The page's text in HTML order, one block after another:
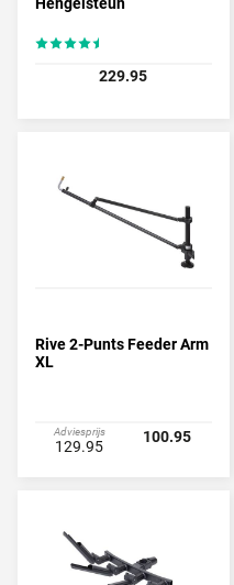
229.95
Rive 2-Punts Feeder Arm
XL
Adviesprijs
129.95
100.95